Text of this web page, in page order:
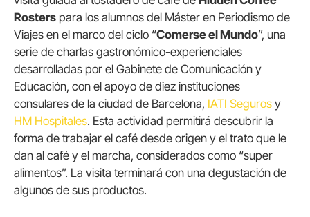
Rosters para los alumnos del Máster en Periodismo de
Viajes en el marco del ciclo “Comerse el Mundo”, una
serie de charlas gastronómico-experienciales
desarrolladas por el Gabinete de Comunicación y
Educación, con el apoyo de diez instituciones
consulares de la ciudad de Barcelona, IATI Seguros y
HM Hospitales. Esta actividad permitirá descubrir la
forma de trabajar el café desde origen y el trato que le
dan al café y el marcha, considerados como “super
alimentos”. La visita terminará con una degustación de
algunos de sus productos.